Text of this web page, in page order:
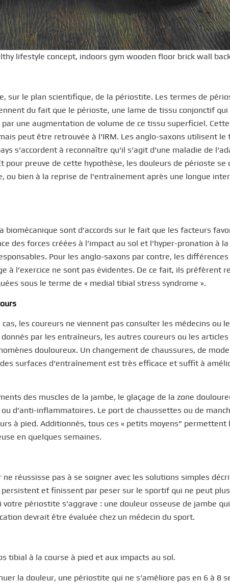
lifestyle concept, indoors gym wooden floor brick wall
sur le plan scientifique, de la périostite. Les termes de
du fait que le périoste, une lame de tissu conjonctif qui
une augmentation de volume de ce tissu superficiel.
peut être retrouvée à l’IRM. Les anglo-saxons utilisent le
s’accordent à reconnaître qu’il s’agit d’une maladie de
pour preuve de cette hypothèse, les douleurs de périoste se
ou bien à la reprise de l’entraînement après une longue
biomécanique sont d’accords sur le fait que les facteurs
des forces créées à l’impact au sol et l’hyper-pronation à la
Pour les anglo-saxons par contre, les
à l’exercice ne sont pas évidentes. De ce fait, ils préfèrent
sous le terme de « medial tibial stress syndrome ».
les coureurs ne viennent pas consulter les médecins ou
par les entraîneurs, les autres coureurs ou les
douloureux. Un changement de chaussures, de mode
surfaces d’entraînement est très efficace et suffit à
des muscles de la jambe, le glaçage de la zone
d’anti-inflammatoires. Le port de chaussettes ou de
à pied. Additionnés, tous ces « petits moyens” permettent
en quelques semaines.
réussisse pas à se soigner avec les solutions simples
et finissent par peser sur le sportif qui ne peut
périostite s’aggrave : une douleur osseuse de jambe qui
devrait être évaluée chez un médecin du sport.
tibial à la course à pied et aux impacts au sol.
la douleur, une périostite qui ne s’améliore pas en 6 à 8